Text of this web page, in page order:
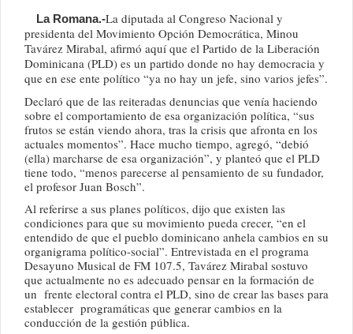
La Romana.-La diputada al Congreso Nacional y
presidenta del Movimiento Opción Democrática, Minou
Tavárez Mirabal, afirmó aquí que el Partido de la Liberación
Dominicana (PLD) es un partido donde no hay democracia y
que en ese ente político “ya no hay un jefe, sino varios jefes”.
Declaró que de las reiteradas denuncias que venía haciendo
sobre el comportamiento de esa organización política, “sus
frutos se están viendo ahora, tras la crisis que afronta en los
actuales momentos”. Hace mucho tiempo, agregó, “debió
(ella) marcharse de esa organización”, y planteó que el PLD
tiene todo, “menos parecerse al pensamiento de su fundador,
el profesor Juan Bosch”.
Al referirse a sus planes políticos, dijo que existen las
condiciones para que su movimiento pueda crecer, “en el
entendido de que el pueblo dominicano anhela cambios en su
organigrama político-social”. Entrevistada en el programa
Desayuno Musical de FM 107.5, Tavárez Mirabal sostuvo
que actualmente no es adecuado pensar en la formación de
un frente electoral contra el PLD, sino de crear las bases para
establecer programáticas que generar cambios en la
conducción de la gestión pública.